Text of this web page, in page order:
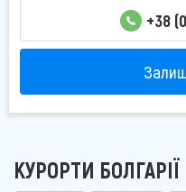
+38
КУРОРТИ БОЛГАРІЇ